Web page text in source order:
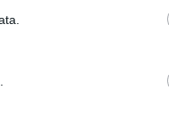
κρατικές
Σε
οδηγούσε